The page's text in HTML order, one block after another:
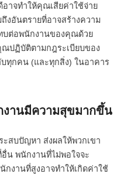
าจทำให้คุณเสียค่าใช้จ่าย
งอันตรายที่อาจสร้างความ
บต่อพนักงานของคุณด้วย
ณปฏิบัติตามกฎระเบียบของ
ทุกคน (และทุกสิ่ง) ในอาคาร
งานมีความสุขมากขึ้น
สบปัญหา ส่งผลให้พวกเขา
น พนักงานที่ไม่พอใจจะ
กงานที่สูงอาจทำให้เกิดค่าใช้